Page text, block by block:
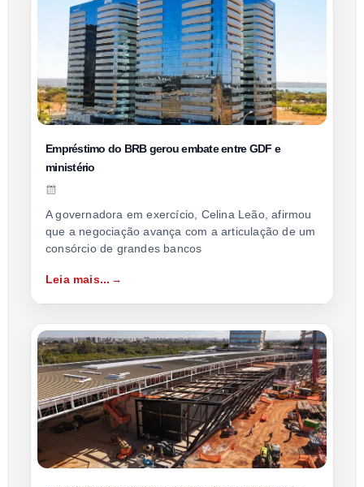
Empréstimo do BRB gerou embate entre GDF e
ministério
A governadora em exercício, Celina Leão, afirmou
que a negociação avança com a articulação de um
consórcio de grandes bancos
Leia mais...